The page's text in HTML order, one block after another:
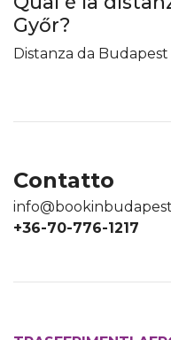
Győr?
Distanza da Budapest
Contatto
+36-70-776-1217